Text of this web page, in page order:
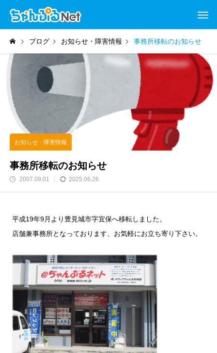
ブログ お知らせ・障害情報 事務所移転のお知らせ
お知らせ・障害情報
事務所移転のお知らせ
2007.09.01 2025.06.26
平成19年9月より豊見城市字宜保へ移転しました。
店舗兼事務所となっております、お気軽にお立ち寄り下さい。